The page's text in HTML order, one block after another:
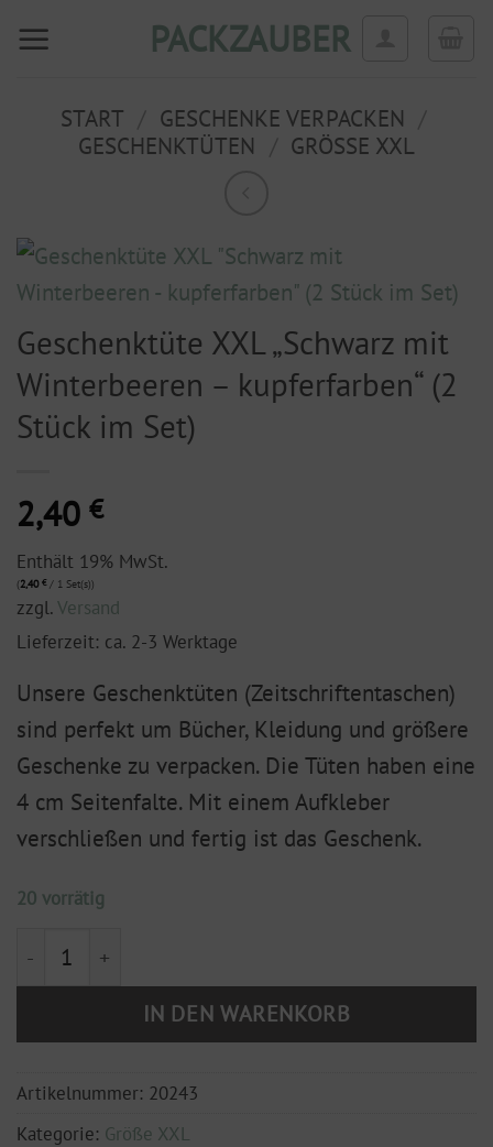
Inhalt
PACKZAUBER
START GESCHENKE VERPACKEN
GESCHENKTÜTEN
GRÖSSE XXL
Geschenktüte XXL „Schwarz mit
Winterbeeren – kupferfarben“ (2
Stück im Set)
2,40 €
Enthält 19% MwSt.
(2,40 €/ 1 Set(s))
zzgl.Versand
Lieferzeit: ca. 2-3 Werktage
Unsere Geschenktüten (Zeitschriftentaschen)
sind perfekt um Bücher, Kleidung und größere
Geschenke zu verpacken. Die Tüten haben eine
4 cm Seitenfalte. Mit einem Aufkleber
verschließen und fertig ist das Geschenk.
20 vorrätig
Geschenktüte XXL "Schwarz mit Winterbeeren -
IN DEN WARENKORB
Artikelnummer: 20243
Kategorie: Größe XXL